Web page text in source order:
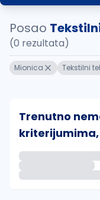
Posao
(0 rezultata)
Mionica Tekstilni
Trenutno
kriterijumima,